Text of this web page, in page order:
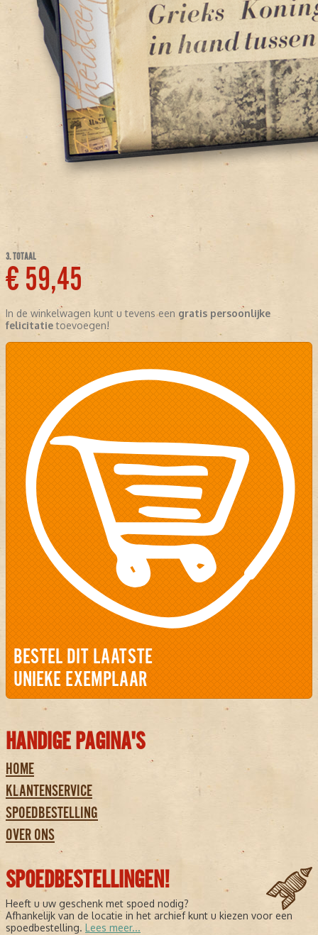
3. TOTAAL
€ 59,45
In de winkelwagen kunt u tevens een gratis persoonlijke
felicitatietoevoegen!
BESTEL DIT LAATSTE
UNIEKE EXEMPLAAR
HANDIGE PAGINA'S
HOME
KLANTENSERVICE
SPOEDBESTELLING
OVER ONS
SPOEDBESTELLINGEN!
Heeft u uw geschenk met spoed nodig?
Afhankelijk van de locatie in het archief kunt u kiezen voor een
spoedbestelling. Lees meer...